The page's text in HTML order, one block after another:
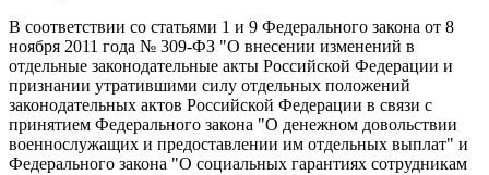
В соответствии со статьями 1 и 9 Федерального закона от 8
ноября 2011 года № 309-ФЗ "О внесении изменений в
отдельные законодательные акты Российской Федерации и
признании утратившими силу отдельных положений
законодательных актов Российской Федерации в связи с
принятием Федерального закона "О денежном довольствии
военнослужащих и предоставлении им отдельных выплат" и
Федерального закона "О социальных гарантиях сотрудникам